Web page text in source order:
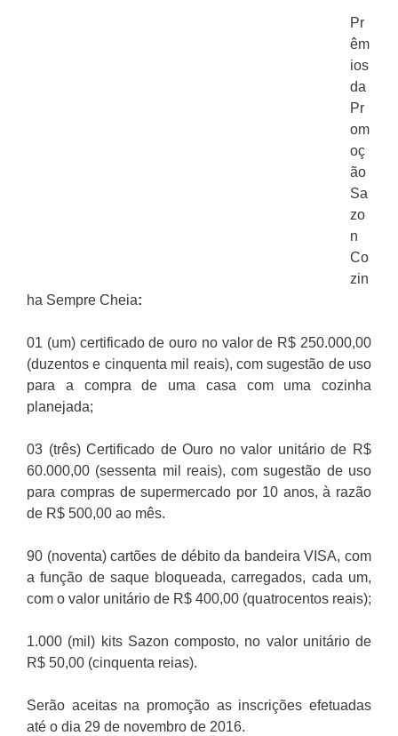
Pr
êm
ios
da
Pr
om
oç
ão
Sa
zo
n
Co
zin
ha Sempre Cheia:
01 (um) certificado de ouro no valor de R$ 250.000,00
(duzentos e cinquenta mil reais), com sugestão de uso
para a compra de uma casa com uma cozinha
planejada;
03 (três) Certificado de Ouro no valor unitário de R$
60.000,00 (sessenta mil reais), com sugestão de uso
para compras de supermercado por 10 anos, à razão
de R$ 500,00 ao mês.
90 (noventa) cartões de débito da bandeira VISA, com
a função de saque bloqueada, carregados, cada um,
com o valor unitário de R$ 400,00 (quatrocentos reais);
1.000 (mil) kits Sazon composto, no valor unitário de
R$ 50,00 (cinquenta reias).
Serão aceitas na promoção as inscrições efetuadas
até o dia 29 de novembro de 2016.